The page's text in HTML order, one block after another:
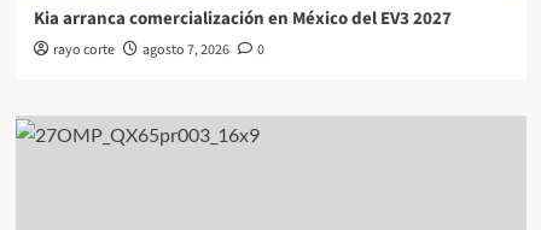
Kia arranca comercialización en México del EV3 2027
rayo corte agosto 7, 2026 0